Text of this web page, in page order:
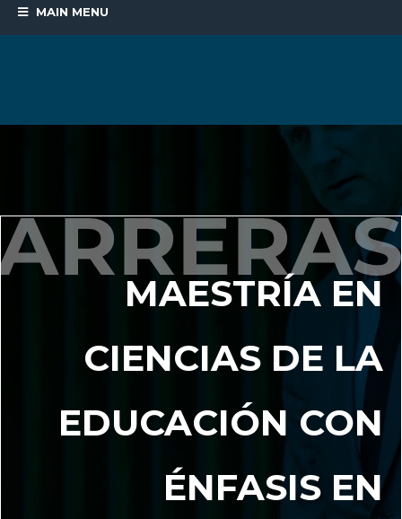
MAIN MENU
MAESTRÍA EN
CIENCIAS DE LA
EDUCACIÓN CON
ÉNFASIS EN